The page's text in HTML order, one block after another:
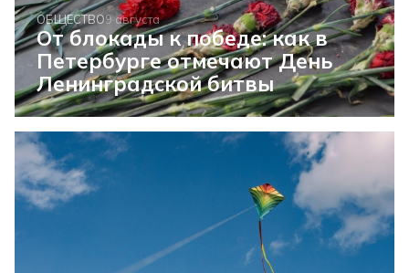
ОБЩЕСТВО9 августа
От блокады к победе: как в
Петербурге отмечают День
Ленинградской битвы